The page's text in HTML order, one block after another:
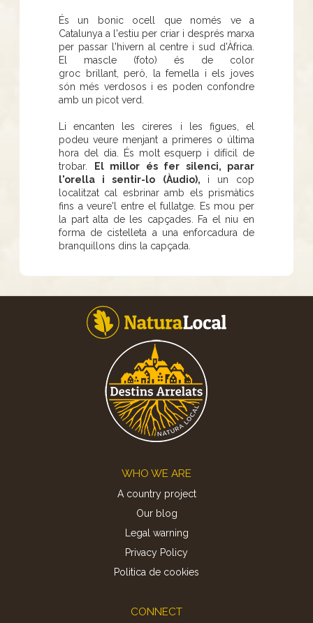
És un bonic ocell que només ve a
Catalunya a l'estiu per criar i després marxa
per passar l'hivern al centre i sud d'Àfrica.
El mascle (foto) és de color
groc brillant, però, la femella i els joves
són més verdosos i es poden confondre
amb un picot verd.
Li encanten les cireres i les figues, el
podeu veure menjant a primeres o última
hora del dia. És molt esquerp i difícil de
trobar.
El millor és fer silenci, parar
l'orella i sentir-lo (Àudio), i un cop
localitzat cal esbrinar amb els prismàtics
fins a veure'l entre el fullatge. Es mou per
la part alta de les capçades. Fa el niu en
forma de cistelleta a una enforcadura de
branquillons dins la capçada.
WHO WE ARE
A country project
Our blog
Legal warning
Privacy Policy
Politica de cookies
CONNECT